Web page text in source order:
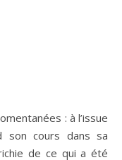
: à l’issue
son cours dans sa
de ce qui a été